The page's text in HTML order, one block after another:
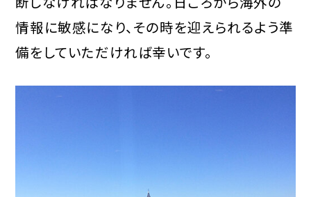
情報に敏感になり、その時を迎えられるよう準
備をしていただければ幸いです。